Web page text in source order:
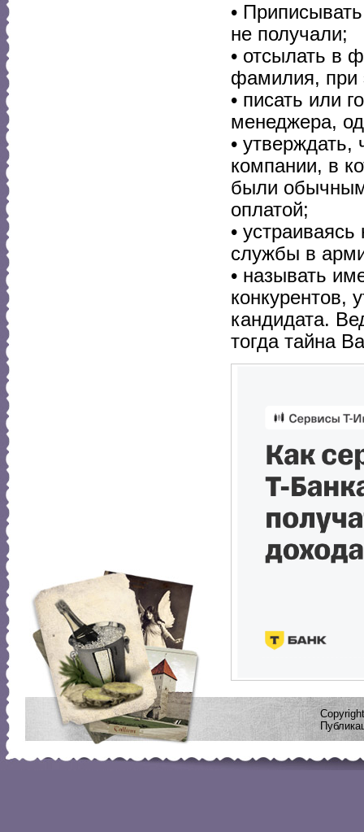
•
не получали;
• отсылать в
фамилия, при
• писать или
менеджера,
•
компании, в
были
оплатой;
•
службы в
• называть
конкурентов,
кандидата.
тогда тайна